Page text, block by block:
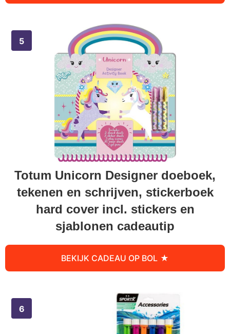
Totum Unicorn Designer doeboek,
tekenen en schrijven, stickerboek
hard cover incl. stickers en
sjablonen cadeautip
BEKIJK CADEAU OP BOL